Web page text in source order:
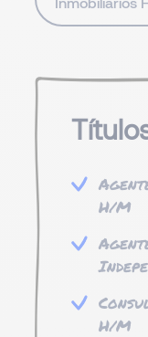
H/M
H/M